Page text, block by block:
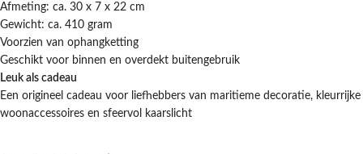
Afmeting: ca. 30 x 7 x 22 cm
Gewicht: ca. 410 gram
Voorzien van ophangketting
Geschikt voor binnen en overdekt buitengebruik
Leuk als cadeau
Een origineel cadeau voor liefhebbers van maritieme decoratie, kleurrijke
woonaccessoires en sfeervol kaarslicht